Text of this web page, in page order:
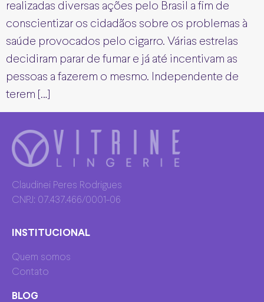
realizadas diversas ações pelo Brasil a fim de
conscientizar os cidadãos sobre os problemas à
saúde provocados pelo cigarro. Várias estrelas
decidiram parar de fumar e já até incentivam as
pessoas a fazerem o mesmo. Independente de
terem […]
Claudinei Peres Rodrigues
CNPJ: 07.437.466/0001-06
INSTITUCIONAL
Quem somos
Contato
BLOG